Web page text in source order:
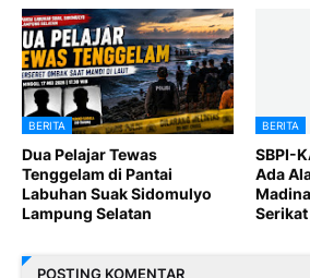
BERITA
Dua Pelajar Tewas
Tenggelam di Pantai
Labuhan Suak Sidomulyo
Lampung Selatan
BERITA
SBPI-
Ada
POSTING KOMENTAR